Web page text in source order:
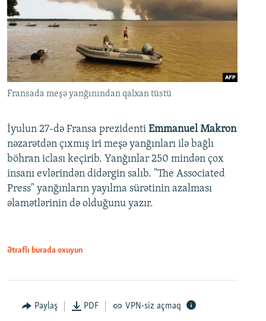
Fransada meşə yanğınından qalxan tüstü
İyulun 27-də Fransa prezidenti Emmanuel Makron
nəzarətdən çıxmış iri meşə yanğınları ilə bağlı
böhran iclası keçirib. Yanğınlar 250 mindən çox
insanı evlərindən didərgin salıb. "The Associated
Press" yanğınların yayılma sürətinin azalması
əlamətlərinin də olduğunu yazır.
Ətraflı burada oxuyun
Paylaş PDF VPN-siz açmaq